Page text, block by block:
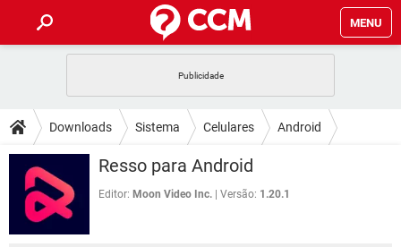
MENU
CELULAR FACEBOOK
OUTLOOK EXCEL
INSTAGRAM GMAIL
GUIA DE COMPRAS
DICAS
JOGOS WHATSAPP
CELULAR
OUTLOOK
JOGOS WHATSAPP
CELULAR
FÓRUM
Downloads Sistema Celulares Android
Resso para Android
Editor: Moon Video Inc. Versão: 1.20.1